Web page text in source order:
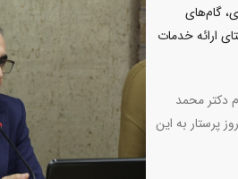
گام‌های
ارائه خدمات
دکتر محمد
پرستار به این